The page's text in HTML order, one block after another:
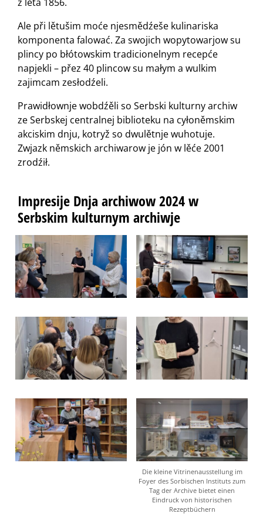
Ale při lětušim moće njesmědźeše kulinariska
komponenta falować. Za swojich wopytowarjow su
plincy po błótowskim tradicionelnym recepće
napjekli – přez 40 plincow su małym a wulkim
zajimcam zesłodźeli.
Prawidłownje wobdźěli so Serbski kulturny archiw
ze Serbskej centralnej biblioteku na cyłoněmskim
akciskim dnju, kotryž so dwulětnje wuhotuje.
Zwjazk němskich archiwarow je jón w lěće 2001
zrodźił.
Impresije Dnja archiwow 2024 w
Serbskim kulturnym archiwje
Die kleine Vitrinenausstellung im
Foyer des Sorbischen Instituts zum
Tag der Archive bietet einen
Eindruck von historischen
Rezeptbüchern